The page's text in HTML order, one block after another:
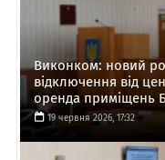
Виконком: новий
відключення від
оренда приміщень
19 червня 2026, 17:32